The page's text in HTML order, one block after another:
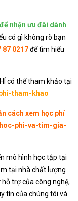
nhận ưu đãi dành
có gì không rõ bạn
87 0217để tìm hiểu
có thể tham khảo tại
tham-khao
cách xem học phí
phi-va-tim-gia-
mô hình học tập tại
tại nhà chất lượng
trợ của công nghệ,
tín của chúng tôi và